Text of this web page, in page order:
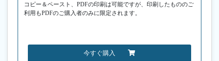
コピー＆ペースト、PDFの印刷は可能ですが、印刷したもののご
利用もPDFのご購入者のみに限定されます。
今すぐ購入